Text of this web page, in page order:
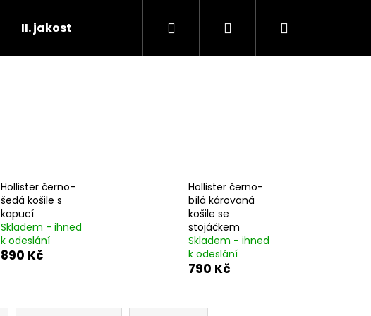
II. jakost Hledat PřihlášeníNákupní
Hollister černo-
šedá košile s
kapucí
Skladem - ihned
k odeslání
890 Kč
Hollister černo-
bílá károvaná
košile se
stojáčkem
Skladem - ihned
k odeslání
790 Kč